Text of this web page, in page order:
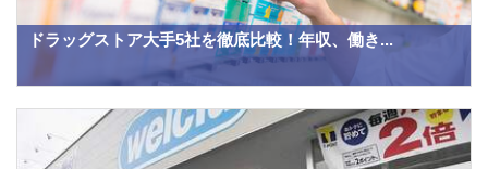
ドラッグストア大手5社を徹底比較！年収、働き...